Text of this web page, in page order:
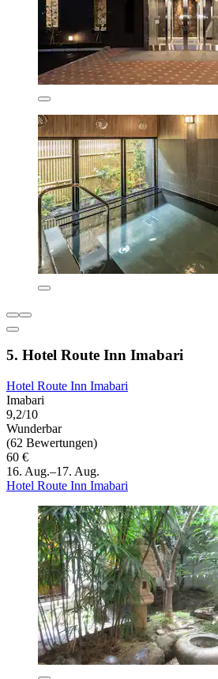
5. Hotel Route Inn Imabari
Hotel Route Inn Imabari
Imabari
9,2/10
Wunderbar
(62 Bewertungen)
60 €
16. Aug.–17. Aug.
Hotel Route Inn Imabari